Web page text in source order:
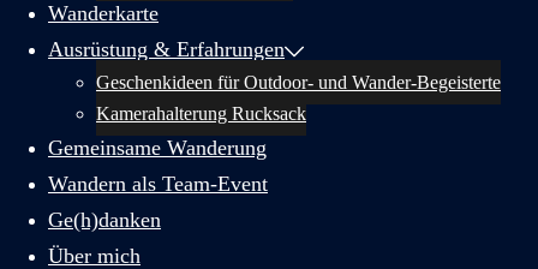
Wanderkarte
Ausrüstung & Erfahrungen
Geschenkideen für Outdoor- und Wander-Begeisterte
Kamerahalterung Rucksack
Gemeinsame Wanderung
Wandern als Team-Event
Ge(h)danken
Über mich